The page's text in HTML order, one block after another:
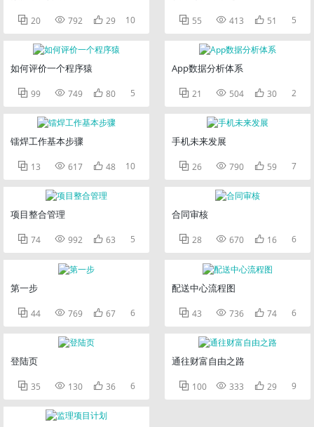
 20  792  29 10
如何评价一个程序猿
 99  749  80 5
镭焊工作基本步骤
 13  617  48 10
项目整合管理
 74  992  63 5
第一步
 44  769  67 6
登陆页
 35  130  36 6
 55  413  51 5
App数据分析体系
 21  504  30 2
手机未来发展
 26  790  59 7
合同审核
 28  670  16 6
配送中心流程图
 43  736  74 6
通往财富自由之路
 100  333  29 9